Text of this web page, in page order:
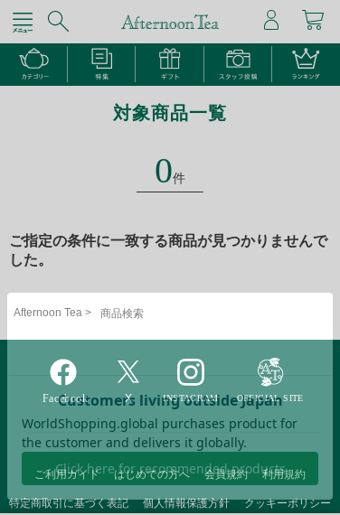
対象商品一覧
0件
ご指定の条件に一致する商品が見つかりませんで
した。
Afternoon Tea > 商品検索
ご利用ガイド はじめての方へ 会員規約 利用規約
特定商取引に基づく表記 個人情報保護方針 クッキーポリシー